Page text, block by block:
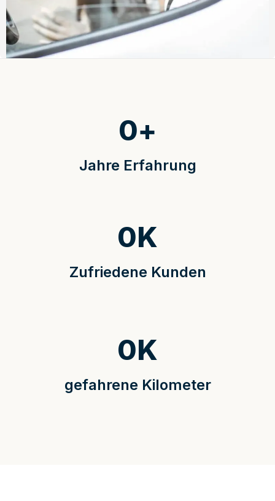
Jahre Erfahrung
0+
Zufriedene Kunden
0K
gefahrene Kilometer
0K